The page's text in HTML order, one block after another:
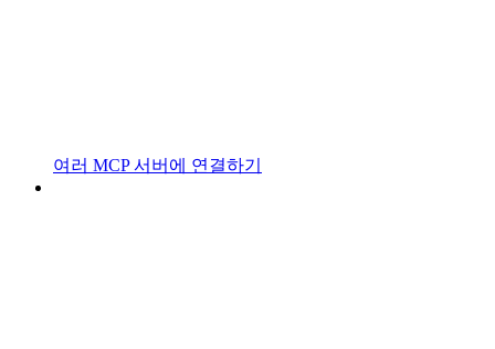
여러 MCP 서버에 연결하기